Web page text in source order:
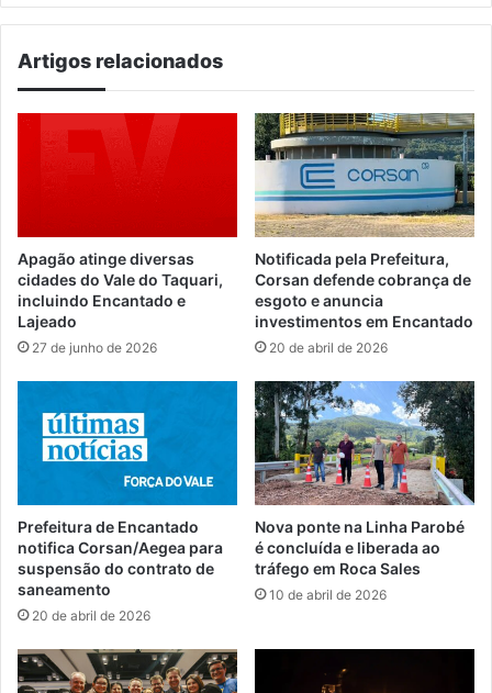
Artigos relacionados
Apagão atinge diversas
cidades do Vale do Taquari,
incluindo Encantado e
Lajeado
27 de junho de 2026
Notificada pela Prefeitura,
Corsan defende cobrança de
esgoto e anuncia
investimentos em Encantado
20 de abril de 2026
Prefeitura de Encantado
notifica Corsan/Aegea para
suspensão do contrato de
saneamento
20 de abril de 2026
Nova ponte na Linha Parobé
é concluída e liberada ao
tráfego em Roca Sales
10 de abril de 2026